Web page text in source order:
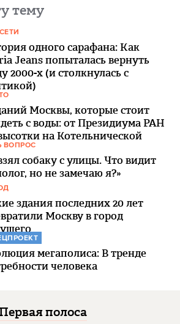
тему
одного сарафана: Как
Jeans попыталась вернуть
2000-х (и столкнулась с
Москвы, которые стоит
с воды: от Президиума РАН
на Котельнической
ВОПРОС
собаку с улицы. Что видит
но не замечаю я?»
здания последних 20 лет
Москву в город
мегаполиса: В тренде
человека
Первая полоса